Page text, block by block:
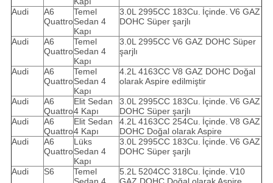
Audi
A6
Quattro
Temel
Sedan 4
Kapı
3.0L 2995CC 183Cu. İçinde. V6 GAZ
DOHC Süper şarjlı
Audi
A6
Quattro
Temel
Sedan 4
Kapı
3.0L 2995CC V6 GAZ DOHC Süper
şarjlı
Audi
A6
Quattro
Temel
Sedan 4
Kapı
4.2L 4163CC V8 GAZ DOHC Doğal
olarak Aspire edilmiştir
Audi
A6
Quattro
Elit Sedan
4 Kapı
3.0L 2995CC 183Cu. İçinde. V6 GAZ
DOHC Süper şarjlı
Audi
A6
Quattro
Elit Sedan
4 Kapı
4.2L 4163CC 254Cu. İçinde. V8 GAZ
DOHC Doğal olarak Aspire
Audi
A6
Quattro
Lüks
Sedan 4
Kapı
3.0L 2995CC 183Cu. İçinde. V6 GAZ
DOHC Süper şarjlı
Audi S6
Temel
5.2L 5204CC 318Cu. İçinde. V10